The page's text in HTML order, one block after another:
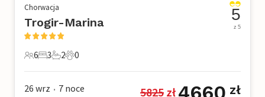
Chorwacja
Trogir-Marina
6 Goście
6
3 Sypialnie
3
2 Łazienki
2
0 Zwierzęta domowe
0
5
z 5
26 wrz • 7 noce 5825 zł 4660 zł